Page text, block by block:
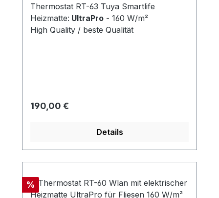
Thermostat RT-63 Tuya Smartlife
Heizmatte: UltraPro - 160 W/m²
High Quality / beste Qualität
Regulärer Preis:
190,00 €
Details
Rabatt
%